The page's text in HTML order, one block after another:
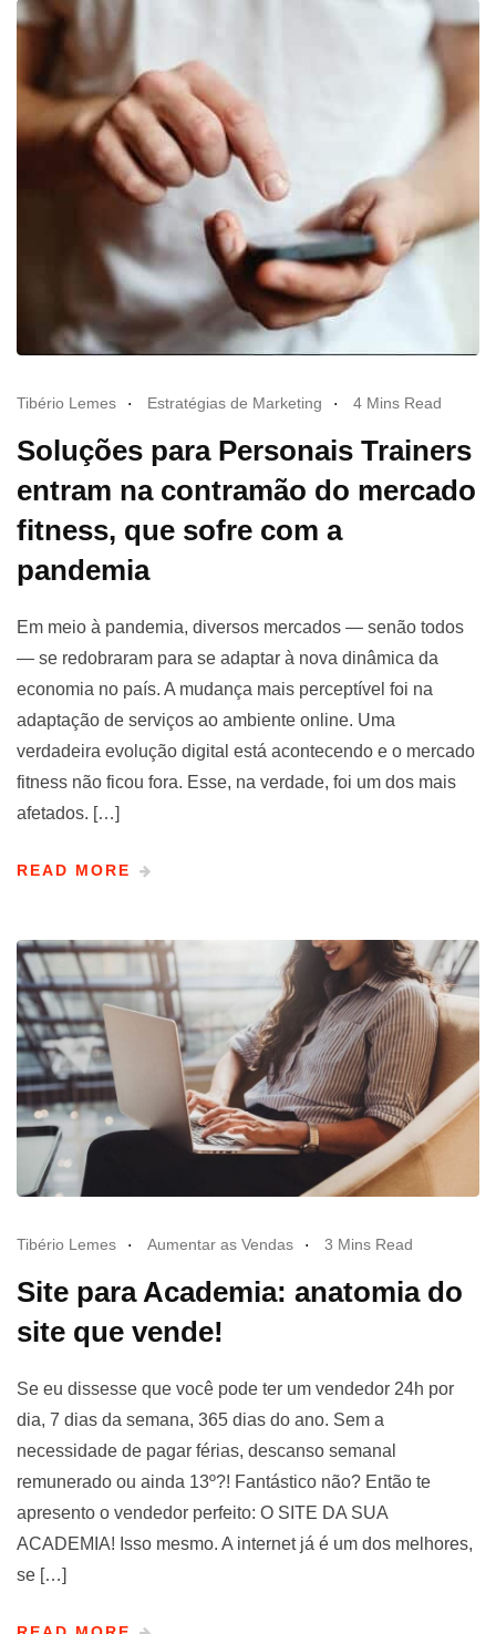
Tibério Lemes Estratégias de Marketing 4 Mins Read
Soluções para Personais Trainers
entram na contramão do mercado
fitness, que sofre com a
pandemia
Em meio à pandemia, diversos mercados — senão todos
— se redobraram para se adaptar à nova dinâmica da
economia no país. A mudança mais perceptível foi na
adaptação de serviços ao ambiente online. Uma
verdadeira evolução digital está acontecendo e o mercado
fitness não ficou fora. Esse, na verdade, foi um dos mais
afetados. […]
READ MORE
Tibério Lemes Aumentar as Vendas 3 Mins Read
Site para Academia: anatomia do
site que vende!
Se eu dissesse que você pode ter um vendedor 24h por
dia, 7 dias da semana, 365 dias do ano. Sem a
necessidade de pagar férias, descanso semanal
remunerado ou ainda 13º?! Fantástico não? Então te
apresento o vendedor perfeito: O SITE DA SUA
ACADEMIA! Isso mesmo. A internet já é um dos melhores,
se […]